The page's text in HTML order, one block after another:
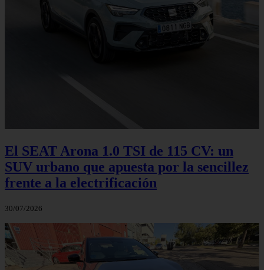
El SEAT Arona 1.0 TSI de 115 CV: un
SUV urbano que apuesta por la sencillez
frente a la electrificación
30/07/2026